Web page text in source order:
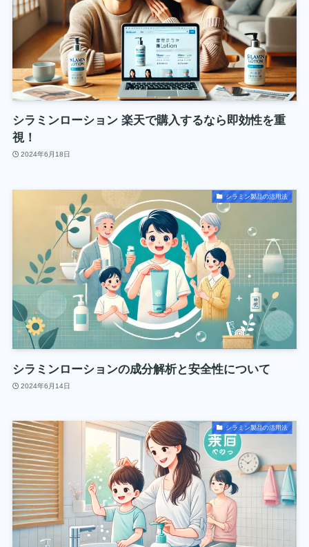
シラミンローション 楽天で購入するなら即効性を重
視！
2024年6月18日
シラミン製品の活用法
シラミンローションの成分解析と安全性について
2024年6月14日
シラミン製品の活用法